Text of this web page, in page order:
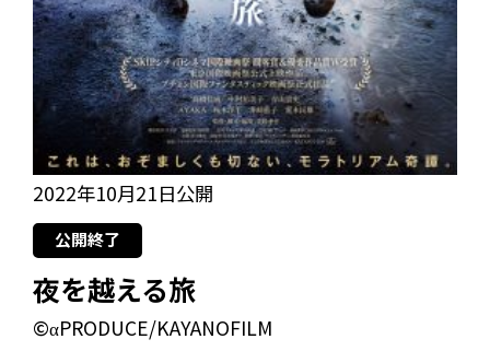
2022年10月21日公開
公開終了
夜を越える旅
©αPRODUCE/KAYANOFILM